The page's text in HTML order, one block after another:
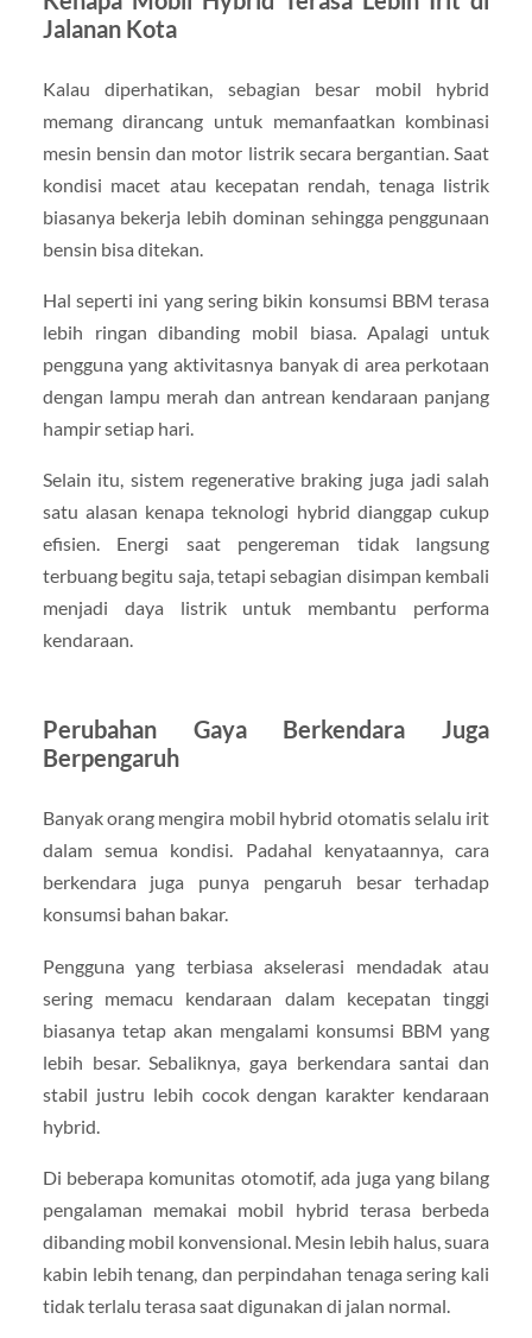
Jalanan Kota
Kalau diperhatikan, sebagian besar mobil hybrid
memang dirancang untuk memanfaatkan kombinasi
mesin bensin dan motor listrik secara bergantian. Saat
kondisi macet atau kecepatan rendah, tenaga listrik
biasanya bekerja lebih dominan sehingga penggunaan
bensin bisa ditekan.
Hal seperti ini yang sering bikin konsumsi BBM terasa
lebih ringan dibanding mobil biasa. Apalagi untuk
pengguna yang aktivitasnya banyak di area perkotaan
dengan lampu merah dan antrean kendaraan panjang
hampir setiap hari.
Selain itu, sistem regenerative braking juga jadi salah
satu alasan kenapa teknologi hybrid dianggap cukup
efisien. Energi saat pengereman tidak langsung
terbuang begitu saja, tetapi sebagian disimpan kembali
menjadi daya listrik untuk membantu performa
kendaraan.
Perubahan Gaya Berkendara Juga
Berpengaruh
Banyak orang mengira mobil hybrid otomatis selalu irit
dalam semua kondisi. Padahal kenyataannya, cara
berkendara juga punya pengaruh besar terhadap
konsumsi bahan bakar.
Pengguna yang terbiasa akselerasi mendadak atau
sering memacu kendaraan dalam kecepatan tinggi
biasanya tetap akan mengalami konsumsi BBM yang
lebih besar. Sebaliknya, gaya berkendara santai dan
stabil justru lebih cocok dengan karakter kendaraan
hybrid.
Di beberapa komunitas otomotif, ada juga yang bilang
pengalaman memakai mobil hybrid terasa berbeda
dibanding mobil konvensional. Mesin lebih halus, suara
kabin lebih tenang, dan perpindahan tenaga sering kali
tidak terlalu terasa saat digunakan di jalan normal.